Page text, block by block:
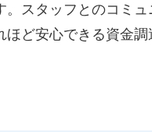
スタッフとのコミ
ど安心できる資金